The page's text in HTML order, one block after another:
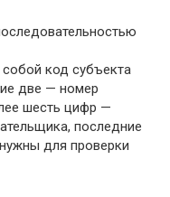
код субъекта
две — номер
шесть цифр —
последние
для проверки